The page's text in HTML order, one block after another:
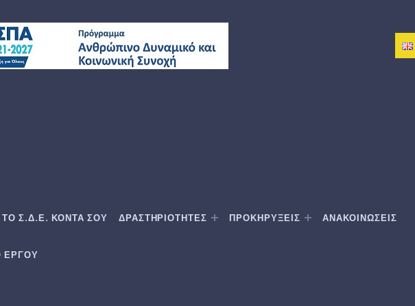
ΤΟ Σ.Δ.Ε. ΚΟΝΤΑ ΣΟΥ ΔΡΑΣΤΗΡΙΟΤΗΤΕΣ ΠΡΟΚΗΡΥΞΕΙΣ ΑΝΑΚΟΙΝΩΣΕΙΣ
ΕΡΓΟΥ